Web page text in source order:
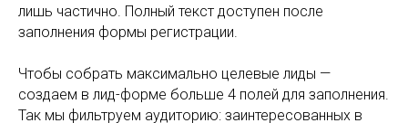
лишь частично. Полный текст доступен после
заполнения формы регистрации.
Чтобы собрать максимально целевые лиды —
создаем в лид-форме больше 4 полей для заполнения.
Так мы фильтруем аудиторию: заинтересованных в